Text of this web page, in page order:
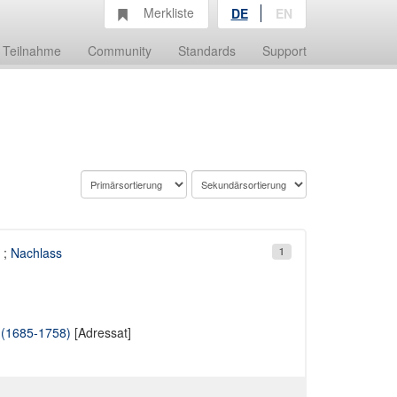
Teilnahme Community Standards Support
Merkliste DE EN
1
; Nachlass
1758) [Adressat]